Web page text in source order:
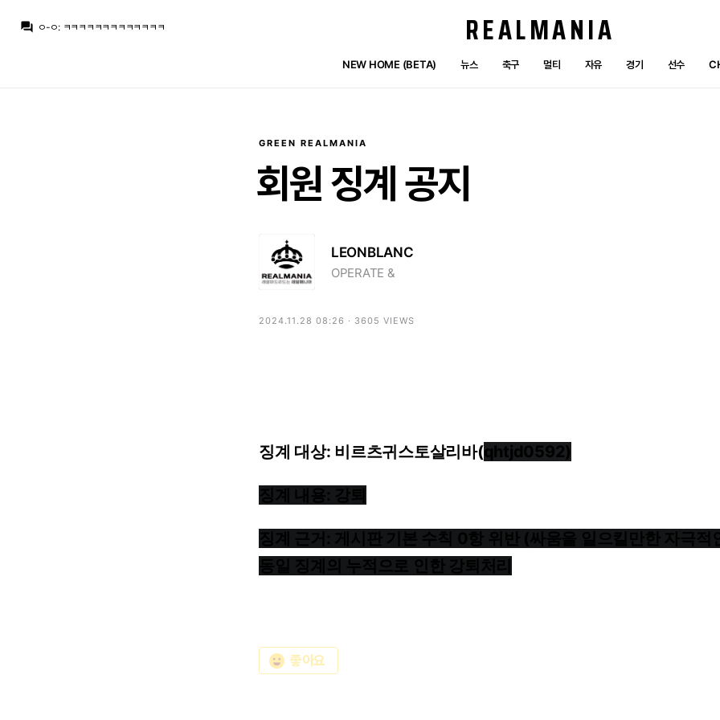
question_answer ㅇ-ㅇ: ㅋㅋㅋㅋㅋㅋㅋㅋㅋㅋㅋㅋㅋ
뭐 멀리서 찾지 않아도 되겠죠 당장 우측면 아놀드만 써먹어도
REALMANIA
NEW HOME (BETA) 뉴스 축구 멀티 자유 경기 선수
GREEN REALMANIA
회원 징계 공지
LEONBLANC
OPERATE &
2024.11.28 08:26 · 3605 VIEWS
징계 대상: 비르츠귀스토살리바(qhtjd0592)
emoji_emotions 좋아요